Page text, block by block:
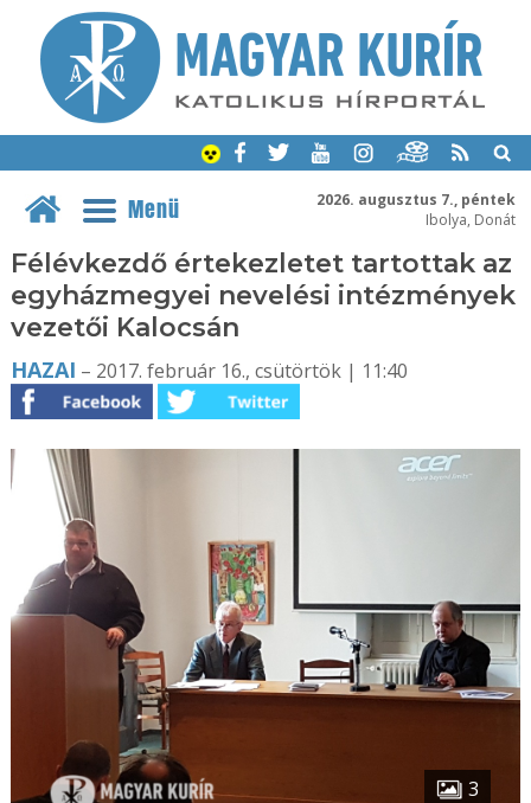
2026. augusztus 7., péntek
Ibolya, Donát
Menü
Félévkezdő értekezletet tartottak az
egyházmegyei nevelési intézmények
vezetői Kalocsán
HAZAI – 2017. február 16., csütörtök | 11:40
3